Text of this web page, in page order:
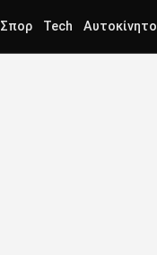
Σπορ Tech Αυτοκίνητο